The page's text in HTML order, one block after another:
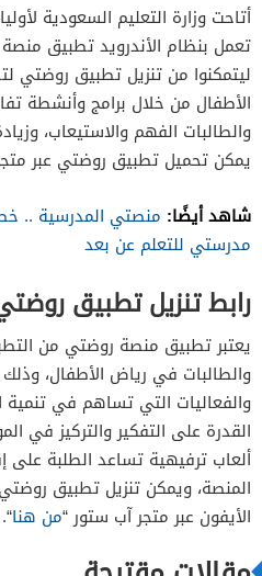
أتاحت وزارة التعليم السعودية
تعمل بنظام الأندرويد تطبيق
ليتمكنوا من تنزيل تطبيق روضتي
الأطفال من خلال برامج وأنشطة
والطالبات الفهم والاستيعاب،
يمكن تحميل تطبيق روضتي عبر
شاهد أيضًا: منصتي المدرسية ..
مدرستي للتعلم عن بعد
رابط تنزيل تطبيق
يعتبر تطبيق منصة روضتي من
والطالبات في رياض الأطفال، وذلك
والفعاليات التي تساهم في تنمية
القدرة على التفكير والتركيز في
ألعاب ترفيهية تساعد الطلبة على
المنصة، ويمكن تنزيل تطبيق
الأيفون عبر متجر آب ستور “من هنا“.